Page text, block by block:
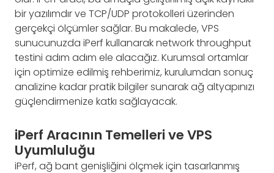
bir yazılımdır ve TCP/UDP protokolleri üzerinden
gerçekçi ölçümler sağlar. Bu makalede, VPS
sunucunuzda iPerf kullanarak network throughput
testini adım adım ele alacağız. Kurumsal ortamlar
için optimize edilmiş rehberimiz, kurulumdan sonuç
analizine kadar pratik bilgiler sunarak ağ altyapınızı
güçlendirmenize katkı sağlayacak.
iPerf Aracının Temelleri ve VPS
Uyumluluğu
iPerf, ağ bant genişliğini ölçmek için tasarlanmış